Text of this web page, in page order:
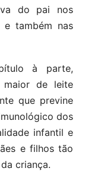
do pai nos
também nas
à parte,
maior de leite
que previne
dos
infantil e
e filhos tão
criança.